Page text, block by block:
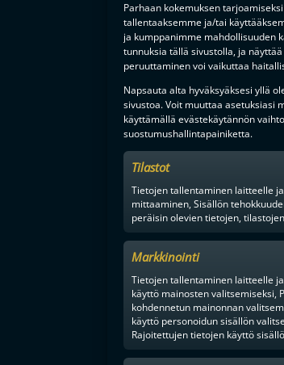
Parhaan kokemuksen
tallentaaksemme ja/tai
ja kumppanimme mahdollisuuden
tunnuksia tällä sivustolla, ja
peruuttaminen voi vaikuttaa
Napsauta alta hyväksyäksesi yllä
sivustoa. Voit muuttaa asetuksiasi
käyttämällä evästekäytännön
suostumushallintapainiketta.
Tilastot
Tietojen tallentaminen laitteelle
mittaaminen, Sisällön
peräisin olevien tietojen,
Markkinointi
Tietojen tallentaminen laitteelle
käyttö mainosten valitsemiseksi,
kohdennetun mainonnan
käyttö personoidun sisällön
Rajoitettujen tietojen käyttö